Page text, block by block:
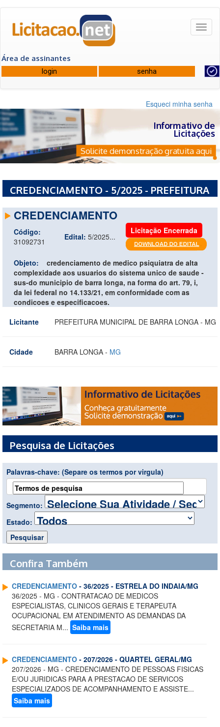
Área de assinantes
Esqueci minha senha
Informativo de
Licitações
Solicite demonstração gratuita aqui
CREDENCIAMENTO - 5/2025 - PREFEITURA
CREDENCIAMENTO
Código:
31092731
Edital: 5/2025...
Licitação Encerrada
Objeto:
credenciamento de medico psiquiatra de alta
complexidade aos usuarios do sistema unico de saude -
sus-do municipio de barra longa, na forma do art. 79, i,
da lei federal no 14.133/21, em conformidade com as
condicoes e especificacoes.
Licitante
PREFEITURA MUNICIPAL DE BARRA LONGA - MG
Cidade BARRA LONGA - MG
Pesquisa de Licitações
Palavras-chave: (Separe os termos por virgula)
Segmento:
Estado:
Confira Também
CREDENCIAMENTO - 36/2025 - ESTRELA DO INDAIA/MG
36/2025 - MG - CONTRATACAO DE MEDICOS
ESPECIALISTAS, CLINICOS GERAIS E TERAPEUTA
OCUPACIONAL EM ATENDIMENTO AS DEMANDAS DA
SECRETARIA M... Saiba mais
CREDENCIAMENTO - 207/2026 - QUARTEL GERAL/MG
207/2026 - MG - CREDENCIAMENTO DE PESSOAS FISICAS
E/OU JURIDICAS PARA A PRESTACAO DE SERVICOS
ESPECIALIZADOS DE ACOMPANHAMENTO E ASSISTE...
Saiba mais